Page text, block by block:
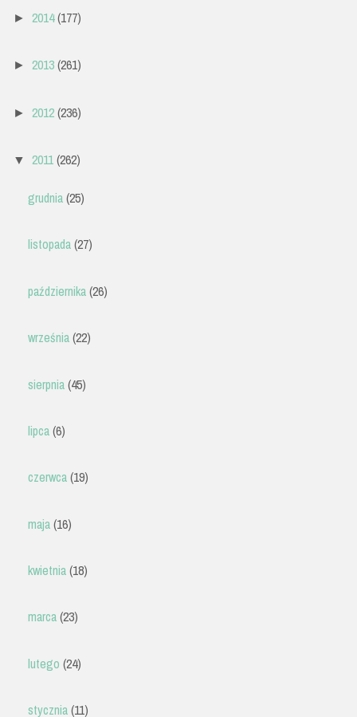
► 2014(177)
► 2013(261)
► 2012(236)
▼ 2011(262)
grudnia(25)
listopada(27)
października(26)
września(22)
sierpnia(45)
lipca(6)
czerwca(19)
maja(16)
kwietnia(18)
marca(23)
lutego (24)
stycznia(11)